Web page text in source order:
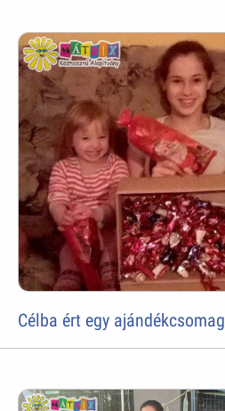
Célba ért egy ajándékcsomag